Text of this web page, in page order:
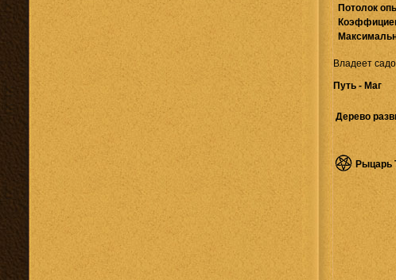
Потолок
Владеет
Путь - Маг
Дерево
Рыцарь